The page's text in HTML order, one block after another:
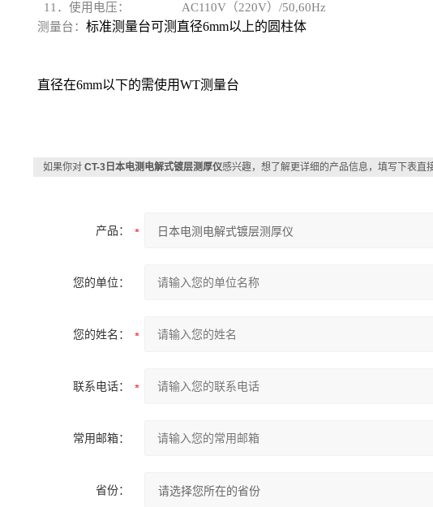
11．使用电压： AC110V（220V）/50,60Hz
测量台： 标准测量台可测直径6mm以上的圆柱体
直径在6mm以下的需使用WT测量台
如果你对 CT-3日本电测电解式镀层测厚仪感兴趣，想了解更详细的产品信息，填写下表直
产品：
您的单位：
您的姓名：
联系电话：
常用邮箱：
省份：